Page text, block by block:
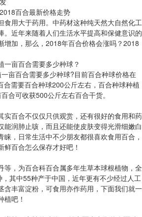
百合最新价格走势
食用大于药用。中药材这种纯天然大自然化工
。近年来随着人们生活水平提高和保健意识的
增加，那么，2018年百合价格会涨吗？2018
一亩百合需要多少种球？
亩百合需要多少种球?目前百合种球价格在
需要百合种球200公斤左右，百合种球种植
合可收获500公斤左右百合干货。
实百合不仅仅只供观赏，还有很好的食用和药
能润肺止咳，而且还能使皮肤变得光滑细嫩白
，日常生活中不少朋友都很喜欢食用百合，
百合怎么保存才好吧！
等，为百合科百合属多年生草本球根植物，全
其中55种产于中国，近年更有不少经过人工
含丰富淀粉，可食用亦作药用，下面我们就一
植吧！